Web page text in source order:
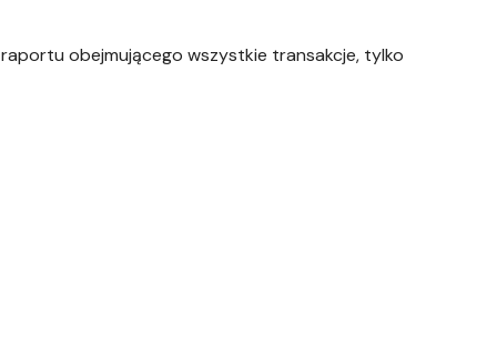
obejmującego wszystkie transakcje, tylko